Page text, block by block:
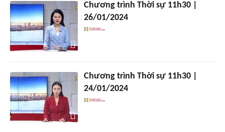
Chương trình Thời sự 11h30 |
26/01/2024
Chương trình Thời sự 11h30 |
24/01/2024